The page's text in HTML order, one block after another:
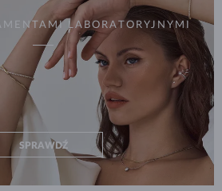
LABORATORYJNYMI
SPRAWDŹ